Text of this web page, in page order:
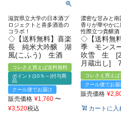
滋賀県立大学の日本酒プ
ロジェクトと喜多酒造の
コラボ！
◇【送料無料】喜楽
長 純米大吟醸 湖
風(こふう) 生酒
コレさえ買えば送料無料
ポイント(10％～)付与商
品
クール便でお届け
販売価格 ¥1,760 〜
¥3,520税込
濃密な甘みと南
香りが華やかに
性際立つ貴醸酒
◇【送料無
季 モンス
吹雪 生
月蔵出し]
コレさえ買え
クール便でお届
販売価格 ¥
カートに入